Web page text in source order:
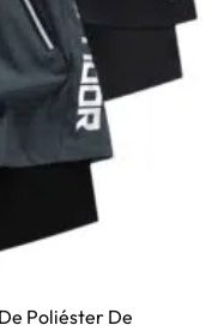
Poliéster De